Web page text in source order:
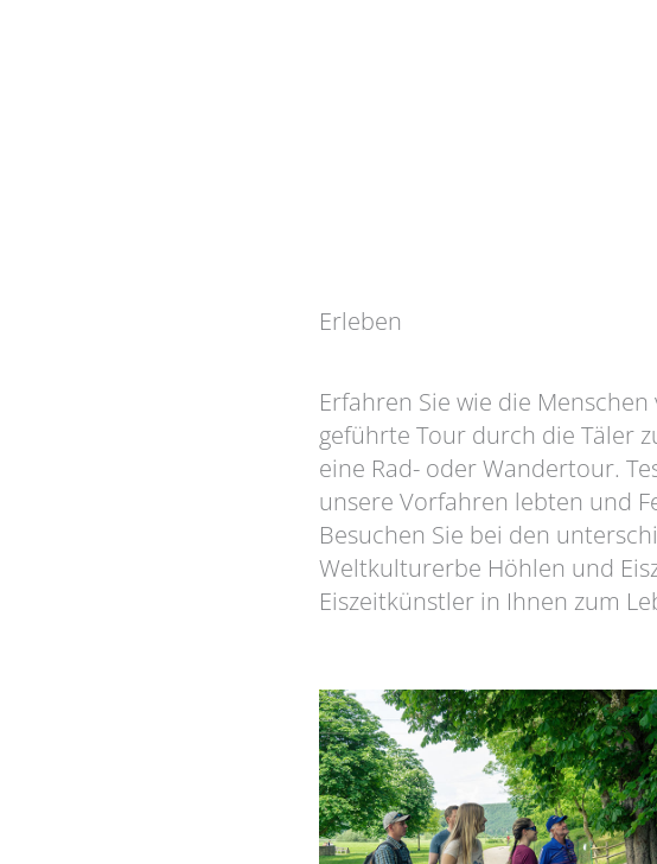
Erleben
Erfahren Sie wie die
geführte Tour durch die Täler
eine Rad- oder Wandertour.
unsere Vorfahren lebten und
Besuchen Sie bei den
Weltkulturerbe Höhlen und
Eiszeitkünstler in Ihnen zum